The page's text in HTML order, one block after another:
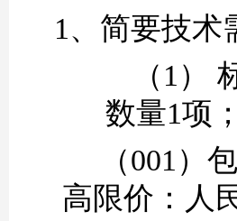
1、简要技术
（1）
数量1项；
（001）
高限价：人